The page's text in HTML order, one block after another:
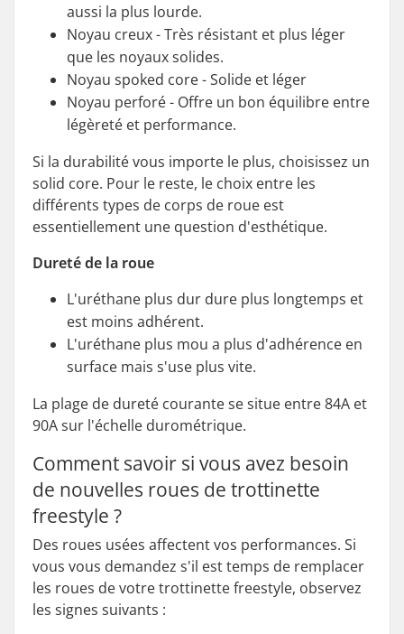
aussi la plus lourde.
Noyau creux - Très résistant et plus léger
que les noyaux solides.
Noyau spoked core - Solide et léger
Noyau perforé - Offre un bon équilibre entre
légèreté et performance.
Si la durabilité vous importe le plus, choisissez un
solid core. Pour le reste, le choix entre les
différents types de corps de roue est
essentiellement une question d'esthétique.
Dureté de la roue
L'uréthane plus dur dure plus longtemps et
est moins adhérent.
L'uréthane plus mou a plus d'adhérence en
surface mais s'use plus vite.
La plage de dureté courante se situe entre 84A et
90A sur l'échelle durométrique.
Comment savoir si vous avez besoin
de nouvelles roues de trottinette
freestyle ?
Des roues usées affectent vos performances. Si
vous vous demandez s'il est temps de remplacer
les roues de votre trottinette freestyle, observez
les signes suivants :